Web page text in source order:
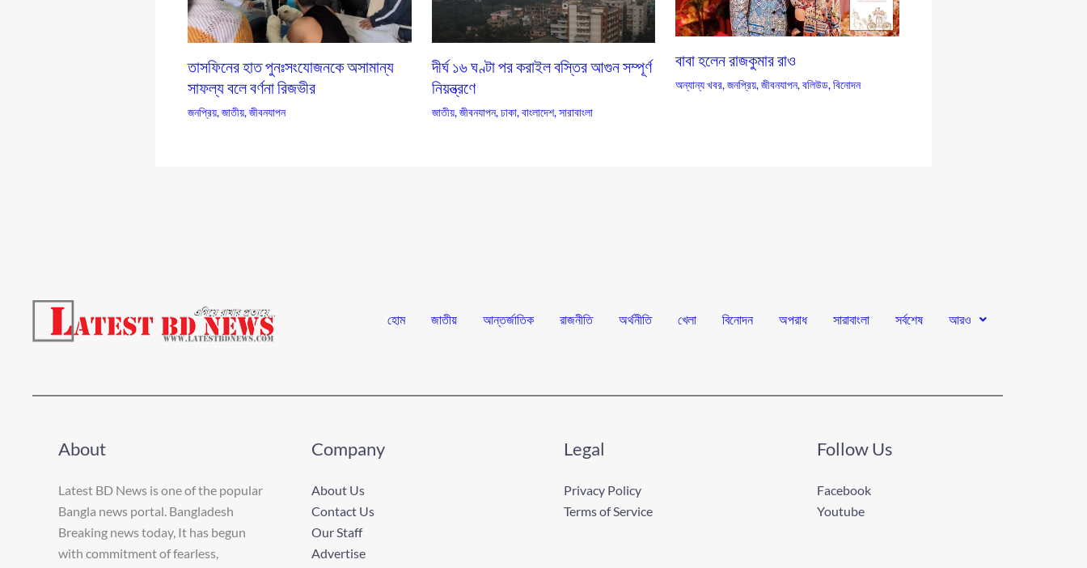
তাসফিনের হাত পুনঃসংযোজনকে অসামান্য
সাফল্য বলে বর্ণনা রিজভীর
জনপ্রিয়,জাতীয়,জীবনযাপন
দীর্ঘ ১৬ ঘণ্টা পর করাইল বস্তির আগুন সম্পূর্ণ
নিয়ন্ত্রণে
জাতীয়,জীবনযাপন,ঢাকা,বাংলাদেশ,সারাবাংলা
বাবা হলেন রাজকুমার রাও
অন্যান্য খবর,জনপ্রিয়,জীবনযাপন,বলিউড,বিনোদন
হোম জাতীয় আন্তর্জাতিক রাজনীতি অর্থনীতি খেলা বিনোদন অপরাধ সারাবাংলা সর্বশেষ আরও
About
Latest BD News is one of the popular
Bangla news portal. Bangladesh
Breaking news today, It has begun
with commitment of fearless,
Company
About Us
Contact Us
Our Staff
Advertise
Legal
Privacy Policy
Terms of Service
Follow Us
Facebook
Youtube